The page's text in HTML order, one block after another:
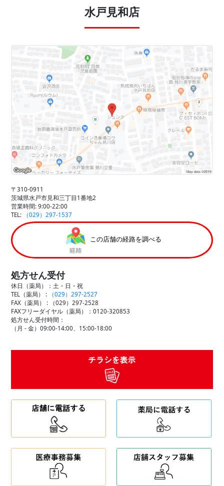
水戸見和店
〒310-0911
茨城県水戸市見和三丁目1番地2
営業時間: 9:00-22:00
TEL:
（029）297-1537
この店舗の経路を調べる
処方せん受付
休日（薬局）：土・日・祝
TEL（薬局） :
（029）297-2527
FAX（薬局） :
（029）297-2528
FAXフリーダイヤル（薬局）：0120-320853
処方せん受付時間：
（月 - 金）09:00-14:00、15:00-18:00